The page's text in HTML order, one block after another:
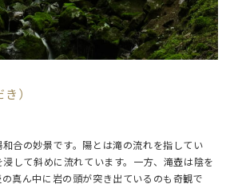
）
合の妙景です。陽とは滝の流れを指してい
して斜めに流れています。一方、滝壺は陰を
真ん中に岩の頭が突き出ているのも奇観で